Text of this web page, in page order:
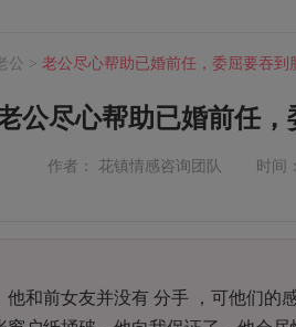
公 > 老公尽心帮助已婚前任，委屈要吞到
公尽心帮助已婚前任，
作者： 花镇情感咨询团队 时间
他和前女友并没有 分手 ，可他们的